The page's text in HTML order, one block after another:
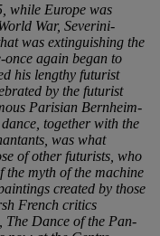
while Europe was
War, Severini-
was extinguishing the
once again began to
his lengthy futurist
by the futurist
Parisian Bernheim-
together with the
, was what
of other futurists, who
the myth of the machine
created by those
French critics
The Dance of the Pan-